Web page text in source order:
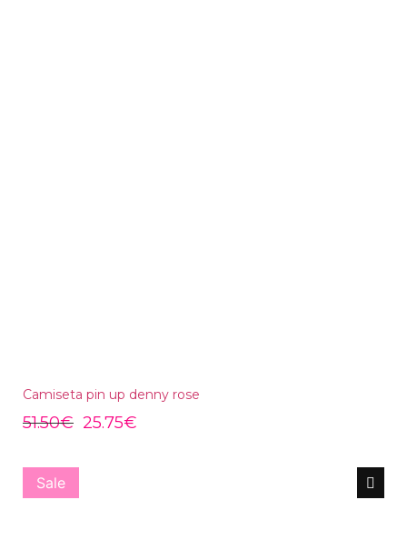
Camiseta pin up denny rose
51.50€ 25.75€
Sale